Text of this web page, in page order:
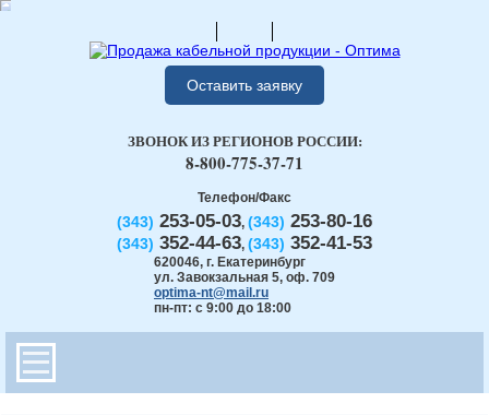
Оставить заявку
Телефон/Факс
(343) 253-05-03, (343) 253-80-16
(343) 352-44-63, (343) 352-41-53
620046, г. Екатеринбург
ул. Завокзальная 5, оф. 709
optima-nt@mail.ru
пн-пт: с 9:00 до 18:00
ЗВОНОК ИЗ РЕГИОНОВ РОССИИ:
8-800-775-37-71